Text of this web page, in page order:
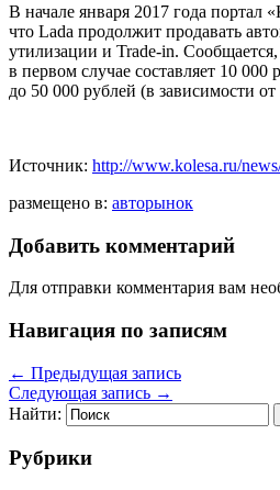
В начале января 2017 года портал
что Lada продолжит продавать
утилизации и Trade-in.
в первом случае составляет 10 000
до 50 000 рублей (в зависимости
Источник: http://www.kolesa.ru/
размещено в: авторынок
Добавить комментарий
Для отправки комментария вам
Навигация по записям
← Предыдущая запись
Следующая запись →
Найти:
Рубрики